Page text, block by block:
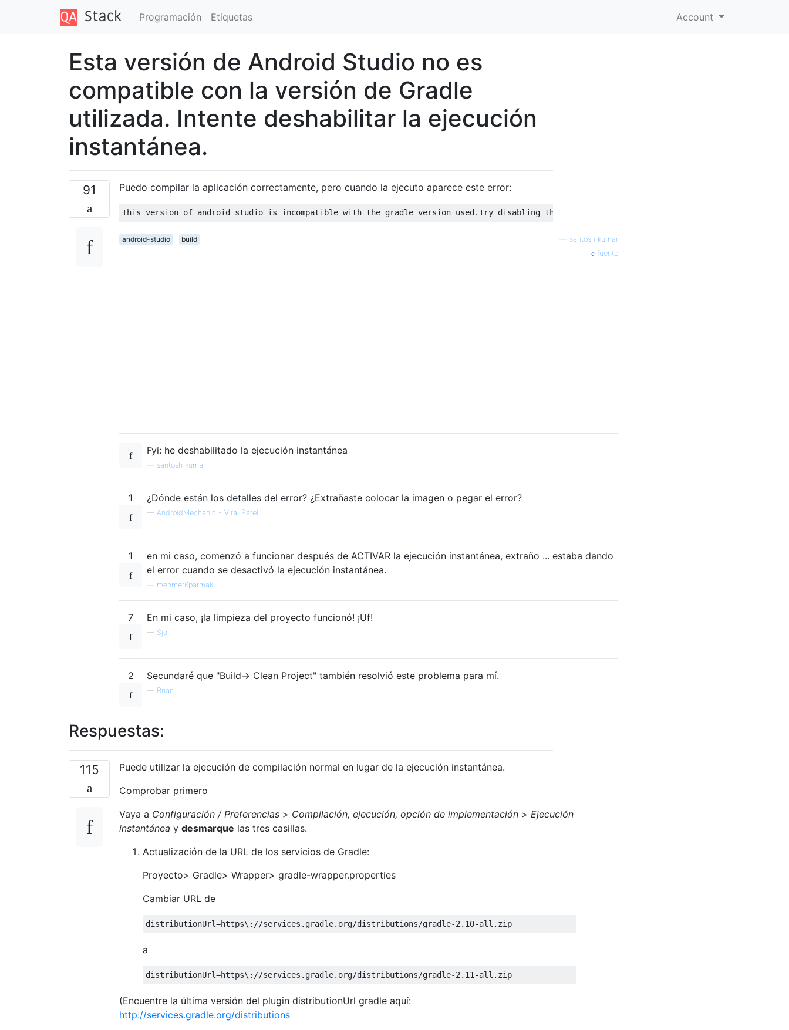
Programación Etiquetas Account
Esta versión de Android Studio no es
compatible con la versión de Gradle
utilizada. Intente deshabilitar la ejecución
instantánea.
91 Puedo compilar la aplicación correctamente, pero cuando la ejecuto aparece este error:
android-studio build
santosh kumar
fuente
Fyi: he deshabilitado la ejecución instantánea
santosh kumar
1 ¿Dónde están los detalles del error? ¿Extrañaste colocar la imagen o pegar el error?
— AndroidMechanic - Viral Patel
1
en mi caso, comenzó a funcionar después de ACTIVAR la ejecución instantánea, extraño ... estaba dando
el error cuando se desactivó la ejecución instantánea.
mehmet6parmak
7 En mi caso, ¡la limpieza del proyecto funcionó! ¡Uf!
— Sjd
2 Secundaré que "Build-> Clean Project" también resolvió este problema para mí.
— Brian
Respuestas:
115
Puede utilizar la ejecución de compilación normal en lugar de la ejecución instantánea.
Comprobar primero
Vaya a Configuración / Preferencias > Compilación, ejecución, opción de implementación > Ejecución
instantánea y desmarque las tres casillas.
Actualización de la URL de los servicios de Gradle:
Proyecto> Gradle> Wrapper> gradle-wrapper.properties
Cambiar URL de
a
(Encuentre la última versión del plugin distributionUrl gradle aquí:
http://services.gradle.org/distributions